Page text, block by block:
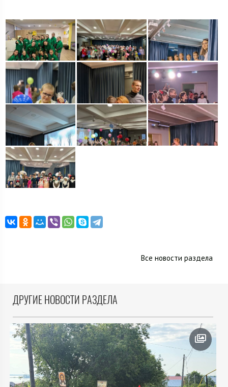
Все новости раздела
ДРУГИЕ НОВОСТИ РАЗДЕЛА